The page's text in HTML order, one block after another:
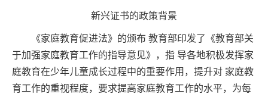
新兴证书的政策背景
《家庭教育促进法》的颁布 教育部印发了《教育部关
于加强家庭教育工作的指导意见》，指 导各地积极发挥家
庭教育在少年儿童成长过程中的重要作用，提升对 家庭教
育工作的重视程度，要求提高家庭教育工作的水平，为每